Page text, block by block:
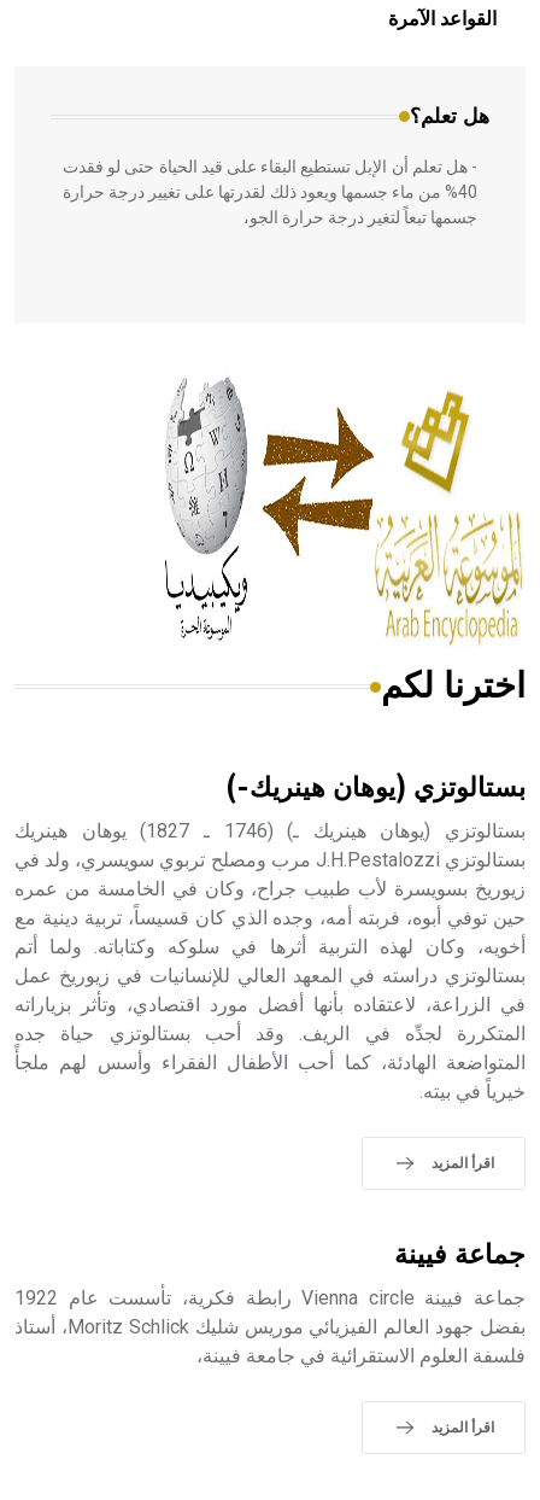
القواعد الآمرة
هل تعلم؟
بالعمارة الإسلامية في بلاد الشام ومصر خاصة، حيث يحرص
المعمار على بناء مداميكه وخاصة في الواجهات
- هل تعلم أن الإبل تستطيع البقاء على قيد الحياة حتى لو فقدت
40% من ماء جسمها ويعود ذلك لقدرتها على تغيير درجة حرارة
جسمها تبعاً لتغير درجة حرارة الجو،
الحكم، الأدلة، تنظيم التغذية، ورسالته في جروح الرأس. ويعود
له الفضل بأنه حرر الطب من الدين والفلسفة.
- هل تعلم أن المرجان إفراز حيواني يتكون في البحر ويتركب
من مادة كربونات الكلسيوم، وهو أحمر أو شديد الحمرة وهو
أجود أنواعه، ويمتاز بكبر الحجم ويسمى الش
هل تعلم أن الأبسيد كلمة فرنسية اللفظ تم اعتمادها مصطلحاً
- هل تعلم أن أبجر Abgar اسم معروف جيداً يعود إلى عدد من
الملوك الذين حكموا مدينة إديسا (الرها) من أبجر الأول وحتى
التاسع، وهم ينتسبون إلى أسرة أوسروين
- هل تعلم أن الأبجدية الكنعانية تتألف من /22/ علامة كتابية
sign تكتب منفصلة غير متصلة، وتعتمد المبدأ الأكوروفوني،
اخترنا لكم
بستالوتزي (يوهان هينريك-)
بستالوتزي (يوهان هينريك ـ) (1746 ـ 1827) يوهان هينريك
بستالوتزي J.H.Pestalozzi مرب ومصلح تربوي سويسري، ولد في
زيوريخ بسويسرة لأب طبيب جراح، وكان في الخامسة من عمره
حين توفي أبوه، فربته أمه، وجده الذي كان قسيساً، تربية دينية مع
أخويه، وكان لهذه التربية أثرها في سلوكه وكتاباته. ولما أتم
بستالوتزي دراسته في المعهد العالي للإنسانيات في زيوريخ عمل
في الزراعة، لاعتقاده بأنها أفضل مورد اقتصادي، وتأثر بزياراته
المتكررة لجدِّه في الريف. وقد أحب بستالوتزي حياة جده
المتواضعة الهادئة، كما أحب الأطفال الفقراء وأسس لهم ملجأً
خيرياً في بيته.
اقرأ المزيد
جماعة فيينة
جماعة فيينة Vienna circle رابطة فكرية، تأسست عام 1922
بفضل جهود العالم الفيزيائي موريس شليك Moritz Schlick، أستاذ
فلسفة العلوم الاستقرائية في جامعة فيينة،
اقرأ المزيد